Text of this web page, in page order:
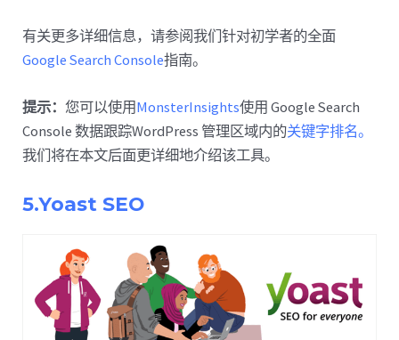
有关更多详细信息，请参阅我们针对初学者的全面
Google Search Console指南。
提示：您可以使用MonsterInsights使用 Google Search
Console 数据跟踪WordPress 管理区域内的关键字排名。
我们将在本文后面更详细地介绍该工具。
5.Yoast SEO